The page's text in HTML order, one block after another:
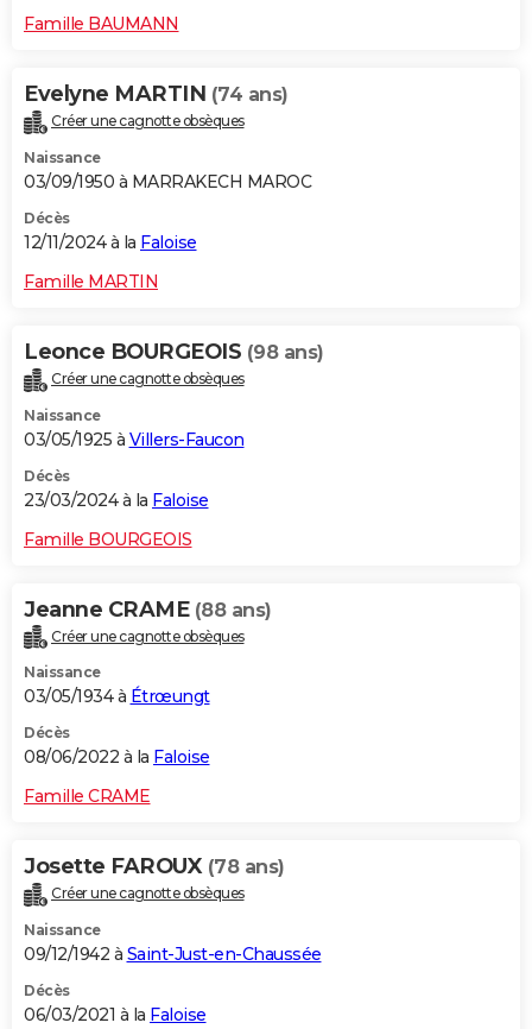
FORUM
Bricolage
Lifestyle
Culture
Television
Voyage
Famille BAUMANN
Evelyne MARTIN (74 ans)
Créer une cagnotte obsèques
Naissance
03/09/1950 à MARRAKECH MAROC
Décès
12/11/2024 à la Faloise
Famille MARTIN
Leonce BOURGEOIS (98 ans)
Créer une cagnotte obsèques
Naissance
03/05/1925 à Villers-Faucon
Décès
23/03/2024 à la Faloise
Famille BOURGEOIS
Jeanne CRAME (88 ans)
Créer une cagnotte obsèques
Naissance
03/05/1934 à Étrœungt
Décès
08/06/2022 à la Faloise
Famille CRAME
Josette FAROUX (78 ans)
Créer une cagnotte obsèques
Naissance
09/12/1942 à Saint-Just-en-Chaussée
Décès
06/03/2021 à la Faloise